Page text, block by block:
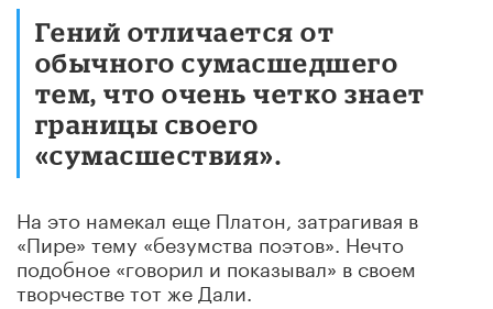
Гений отличается от
обычного сумасшедшего
тем, что очень четко знает
границы своего
«сумасшествия».
На это намекал еще Платон, затрагивая в
«Пире» тему «безумства поэтов». Нечто
подобное «говорил и показывал» в своем
творчестве тот же Дали.